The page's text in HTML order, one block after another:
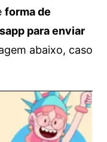
forma de
para enviar
abaixo, caso